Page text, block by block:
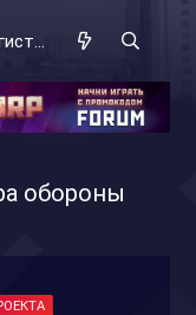
обороны